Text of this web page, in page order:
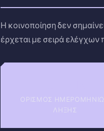
Η κοινοποίηση δεν
έρχεται με σειρά
ΟΡΙΣΜΌΣ
ΛΉΞΗΣ